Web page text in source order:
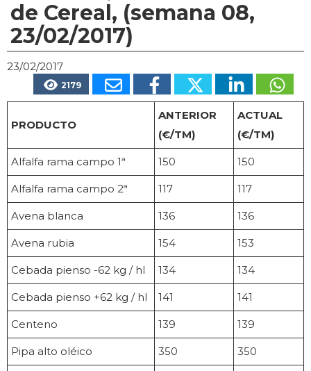
de Cereal, (semana 08,
23/02/2017)
23/02/2017
2179
PRODUCTO
ANTERIOR
(€/TM)
ACTUAL
(€/TM)
Alfalfa rama campo 1ª 150 150
Alfalfa rama campo 2ª 117 117
Avena blanca 136 136
Avena rubia 154 153
Cebada pienso -62 kg / hl 134 134
Cebada pienso +62 kg / hl 141 141
Centeno 139 139
Pipa alto oléico 350 350